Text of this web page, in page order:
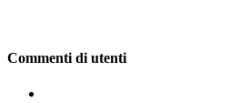
Commenti di utenti